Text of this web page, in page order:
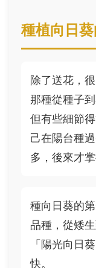
種植向日
除了送花，
那種從種子
但有些細節
己在陽台種
多，後來才掌
種向日葵的
品種，從矮
「陽光向日
快。